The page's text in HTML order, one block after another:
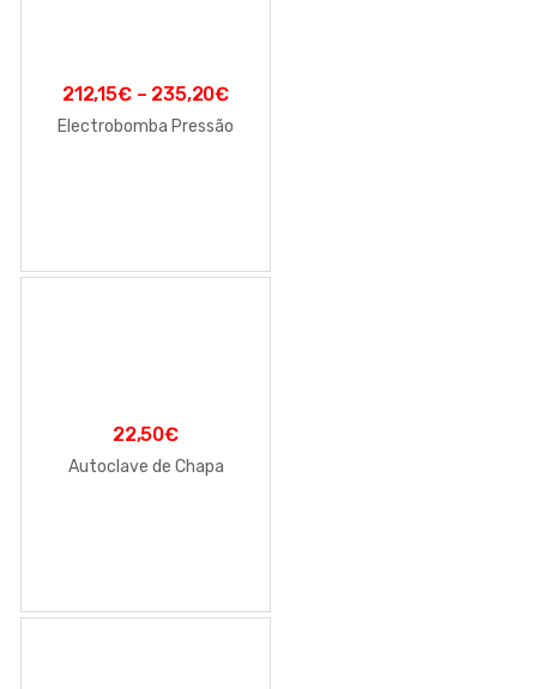
212,15€– 235,20€
Electrobomba Pressão
22,50€
Autoclave de Chapa